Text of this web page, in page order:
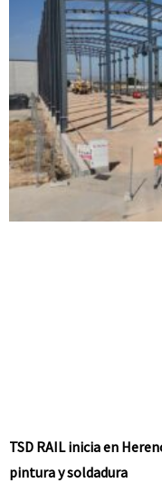
TSD RAIL inicia en
pintura y soldadura